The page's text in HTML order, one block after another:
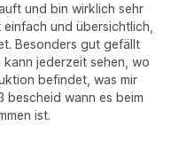
und bin wirklich sehr
und übersichtlich,
Besonders gut gefällt
jederzeit sehen, wo
befindet, was mir
bescheid wann es beim
ist.